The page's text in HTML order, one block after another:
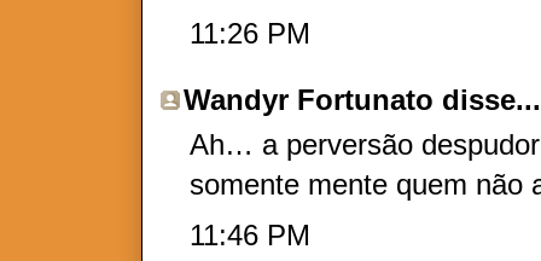
11:26 PM
Wandyr Fortunato disse...
Ah… a perversão
somente mente quem não
11:46 PM